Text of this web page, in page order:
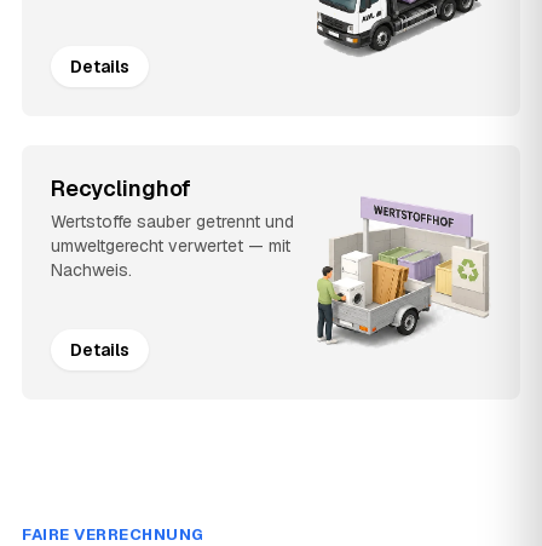
Details
Recyclinghof
Wertstoffe sauber getrennt und
umweltgerecht verwertet — mit
Nachweis.
Details
FAIRE VERRECHNUNG